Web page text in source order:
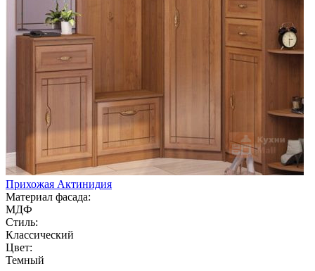
Прихожая Актинидия
Материал фасада:
МДФ
Стиль:
Классический
Цвет:
Темный